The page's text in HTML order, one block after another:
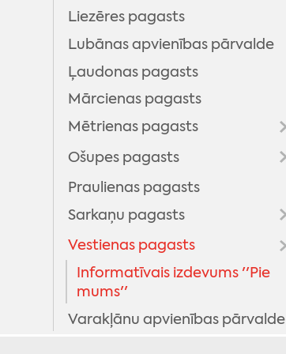
Liezēres pagasts
Lubānas apvienības pārvalde
Ļaudonas pagasts
Mārcienas pagasts
Mētrienas pagasts
''Mētrienas dzīve''
Ošupes pagasts
''Klānu Vēstis''
Praulienas pagasts
Sarkaņu pagasts
''Sarkaņu ziņas''
Vestienas pagasts
Informatīvais izdevums ''Pie
mums''
Varakļānu apvienības pārvalde